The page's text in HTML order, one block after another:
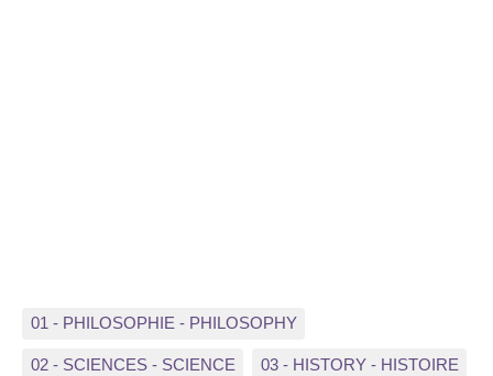
01 - PHILOSOPHIE - PHILOSOPHY
02 - SCIENCES - SCIENCE 03 - HISTORY - HISTOIRE